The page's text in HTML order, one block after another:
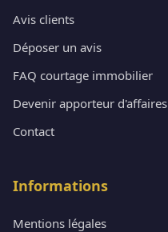
Avis clients
Déposer un avis
FAQ courtage immobilier
Devenir apporteur d'affaires
Contact
Informations
Mentions légales